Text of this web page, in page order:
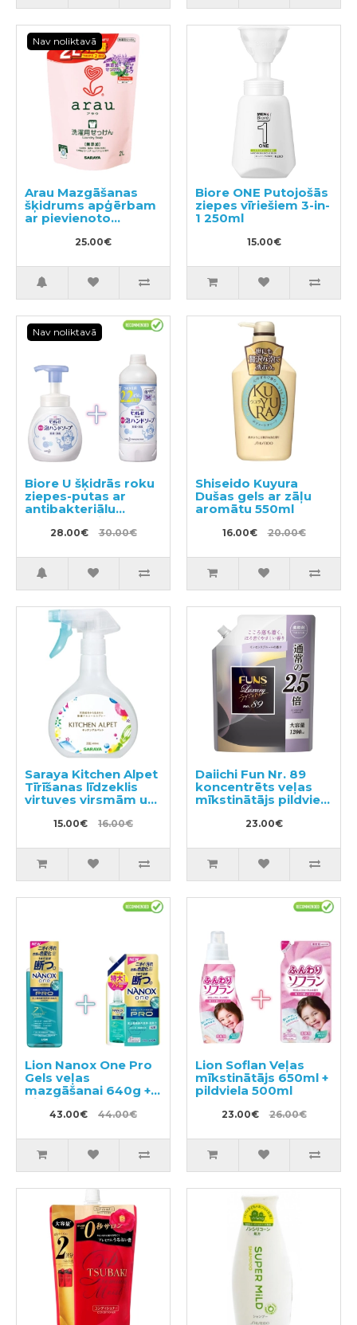
Nav noliktavā
Arau Mazgāšanas
šķidrums apģērbam
ar pievienoto
piparmētru
2000ml
25.00€
Biore ONE Putojošās
ziepes vīriešiem 3-in-
1 250ml
15.00€
Nav noliktavā
Biore U šķidrās roku
ziepes-putas ar
antibakteriālu
efektu, ar vieglu
citrusu aromātu
450ml
28.00€ 30.00€
Shiseido Kuyura
Dušas gels ar zāļu
aromātu 550ml
16.00€ 20.00€
Saraya Kitchen Alpet
Tīrīšanas līdzeklis
virtuves virsmām un
traukiem 400ml
15.00€ 16.00€
Daiichi Fun Nr. 89
koncentrēts veļas
mīkstinātājs pildviela
23.00€
Lion Nanox One Pro
Gels veļas
mazgāšanai 640g +
pildviela 790g
43.00€ 44.00€
Lion Soflan Veļas
mīkstinātājs 650ml +
pildviela 500ml
23.00€ 26.00€